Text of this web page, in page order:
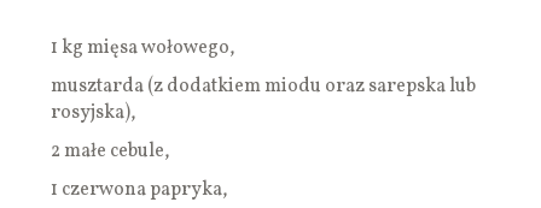
1 kg mięsa wołowego,
musztarda (z dodatkiem miodu oraz sarepska lub
rosyjska),
2 małe cebule,
1 czerwona papryka,